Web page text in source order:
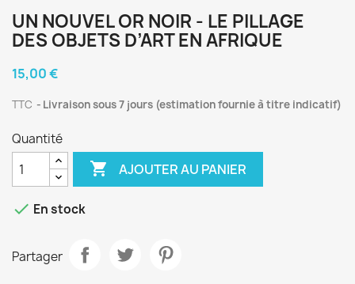
UN NOUVEL OR NOIR - LE PILLAGE
DES OBJETS D’ART EN AFRIQUE
15,00 €
TTC Livraison sous 7 jours (estimation fournie à titre indicatif)
Quantité
 AJOUTER AU PANIER
 En stock
Partager